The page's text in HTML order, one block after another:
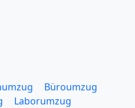
Büroumzug
Laborumzug